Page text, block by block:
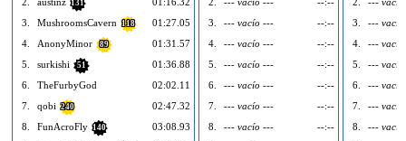
131
3.
MushroomsCavern 118
01:27.05
4.
AnonyMinor 89
01:31.57
5.
surkishi 51
01:36.88
6.
TheFurbyGod
02:02.11
7.
qobi 240
02:47.32
8.
FunAcroFly 140
03:08.93
3.
--- vacío ---
--:--
4.
--- vacío ---
--:--
5.
--- vacío ---
--:--
6.
--- vacío ---
--:--
7.
--- vacío ---
--:--
8.
--- vacío ---
--:--
3.
---
4.
---
5.
---
6.
---
7.
---
8.
---